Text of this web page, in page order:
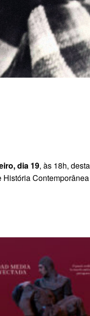
dia 19, às 18h,